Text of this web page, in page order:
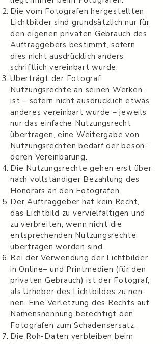
Die vom Fotografen hergestell­ten
Licht­bilder sind grund­sät­zlich nur für
den eige­nen pri­vaten Gebrauch des
Auf­tragge­bers bes­timmt, sofern
dies nicht aus­drück­lich anders
schriftlich vere­in­bart wurde.
Überträgt der Fotograf
Nutzungsrechte an seinen Werken,
ist – sofern nicht aus­drück­lich etwas
anderes vere­in­bart wurde – jew­eils
nur das ein­fache Nutzungsrecht
über­tra­gen, eine Weit­er­gabe von
Nutzungsrechten bedarf der beson­
deren Vereinbarung.
Die Nutzungsrechte gehen erst über
nach voll­ständi­ger Bezahlung des
Hon­o­rars an den Fotografen.
Der Auf­tragge­ber hat kein Recht,
das Licht­bild zu vervielfälti­gen und
zu ver­bre­iten, wenn nicht die
entsprechen­den Nutzungsrechte
über­tra­gen wor­den sind.
Bei der Ver­wen­dung der Licht­bilder
in Online– und Print­me­dien (für den
pri­vaten Gebrauch) ist der Fotograf,
als Urhe­ber des Licht­bildes zu nen­
nen. Eine Ver­let­zung des Rechts auf
Namen­snen­nung berechtigt den
Fotografen zum Schadensersatz.
Die Roh-Daten verbleiben beim